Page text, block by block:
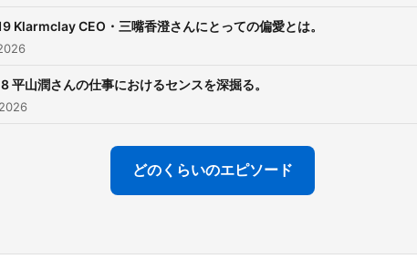
Klarmclay CEO・三嘴香澄さんにとっての偏愛とは。
平山潤さんの仕事におけるセンスを深掘る。
どのくらいのエピソード